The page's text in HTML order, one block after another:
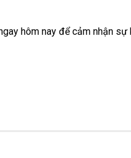
hôm nay để cảm nhận sự